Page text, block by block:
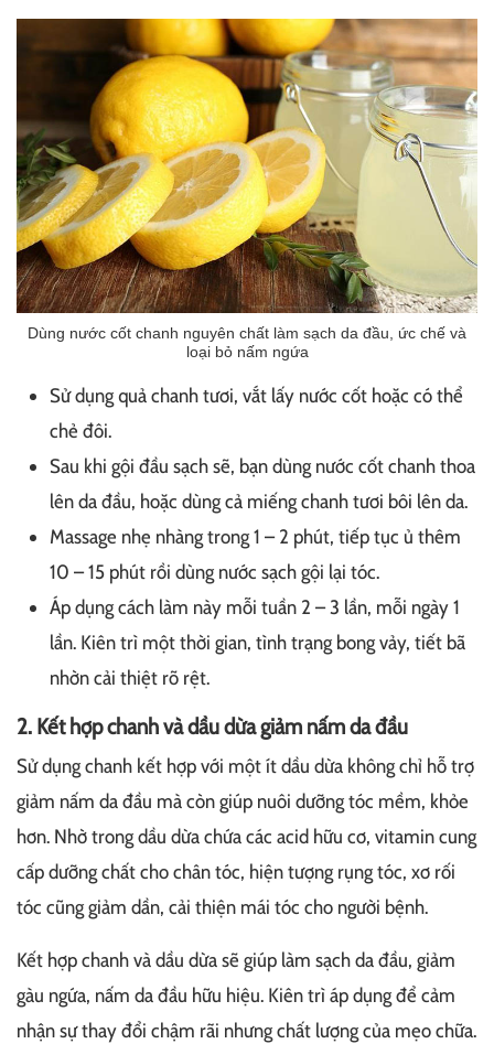
Dùng nước cốt chanh nguyên chất làm sạch da đầu, ức chế và
loại bỏ nấm ngứa
Sử dụng quả chanh tươi, vắt lấy nước cốt hoặc có thể
chẻ đôi.
Sau khi gội đầu sạch sẽ, bạn dùng nước cốt chanh thoa
lên da đầu, hoặc dùng cả miếng chanh tươi bôi lên da.
Massage nhẹ nhàng trong 1 – 2 phút, tiếp tục ủ thêm
10 – 15 phút rồi dùng nước sạch gội lại tóc.
Áp dụng cách làm này mỗi tuần 2 – 3 lần, mỗi ngày 1
lần. Kiên trì một thời gian, tình trạng bong vảy, tiết bã
nhờn cải thiệt rõ rệt.
2. Kết hợp chanh và dầu dừa giảm nấm da đầu
Sử dụng chanh kết hợp với một ít dầu dừa không chỉ hỗ trợ
giảm nấm da đầu mà còn giúp nuôi dưỡng tóc mềm, khỏe
hơn. Nhờ trong dầu dừa chứa các acid hữu cơ, vitamin cung
cấp dưỡng chất cho chân tóc, hiện tượng rụng tóc, xơ rối
tóc cũng giảm dần, cải thiện mái tóc cho người bệnh.
Kết hợp chanh và dầu dừa sẽ giúp làm sạch da đầu, giảm
gàu ngứa, nấm da đầu hữu hiệu. Kiên trì áp dụng để cảm
nhận sự thay đổi chậm rãi nhưng chất lượng của mẹo chữa.